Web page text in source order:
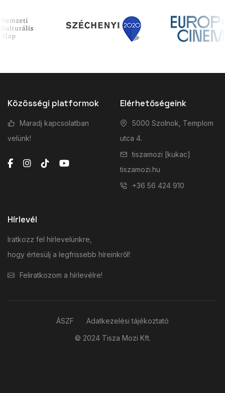
Közösségi platformok
Maradj kapcsolatban
velünk!
Elérhetőségeink
5000 Szolnok, Templom
utca 4.
tiszamozi [kukac]
tiszamozi.hu
+36 56 424 910
Hírlevél
Iratkozz fel hírlevelünkre,
hogy értesülj a legfrissebb híreinkről!
Feliratkozom a hírlevélre!
© 2024 Tisza Mozi Kft.
ÁSZF Adatkezelési tájékoztató